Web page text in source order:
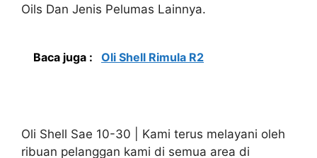
Oils Dan Jenis Pelumas Lainnya.
Baca juga : Oli Shell Rimula R2
Oli Shell Sae 10-30 | Kami terus melayani oleh
ribuan pelanggan kami di semua area di